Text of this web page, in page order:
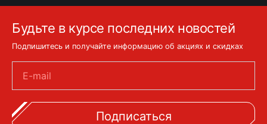
Будьте в курсе последних новостей
Подпишитесь и получайте информацию об акциях и скидках
E-mail
Подписаться